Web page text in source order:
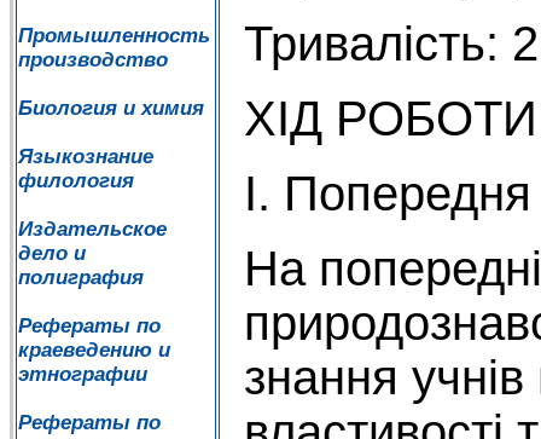
Промышленность
производство
Биология и химия
Языкознание
филология
Издательское
дело и
полиграфия
Рефераты по
краеведению и
этнографии
Рефераты по
Тривалість:
ХІД
І.
На
знання